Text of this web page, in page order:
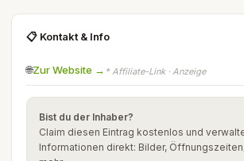
📋 Kontakt & Info
🌐Zur Website → * Affiliate-Link · Anzeige
Bist du der Inhaber?
Claim diesen Eintrag kostenlos und
Informationen direkt: Bilder,